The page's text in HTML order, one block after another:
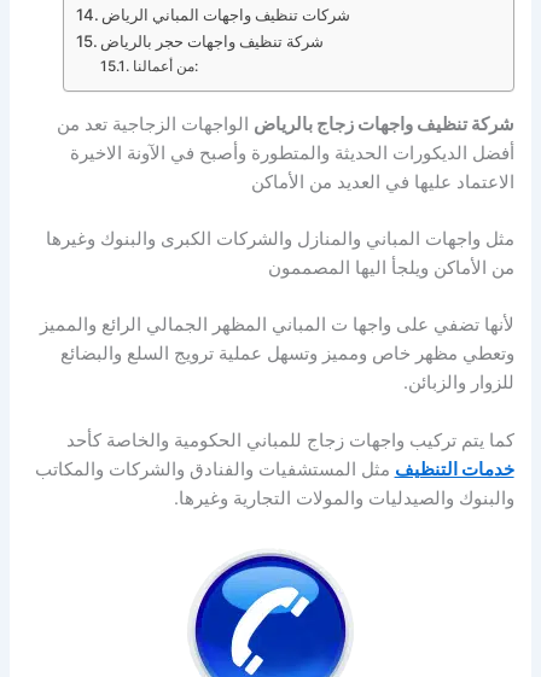
شركات تنظيف واجهات المباني الرياض
شركة تنظيف واجهات حجر بالرياض
من أعمالنا:
شركة تنظيف واجهات زجاج بالرياض الواجهات الزجاجية تعد من
أفضل الديكورات الحديثة والمتطورة وأصبح في الآونة الاخيرة
الاعتماد عليها في العديد من الأماكن
مثل واجهات المباني والمنازل والشركات الكبرى والبنوك وغيرها
من الأماكن ويلجأ اليها المصممون
لأنها تضفي على واجها ت المباني المظهر الجمالي الرائع والمميز
وتعطي مظهر خاص ومميز وتسهل عملية ترويج السلع والبضائع
للزوار والزبائن.
كما يتم تركيب واجهات زجاج للمباني الحكومية والخاصة كأحد
خدمات التنظيف مثل المستشفيات والفنادق والشركات والمكاتب
والبنوك والصيدليات والمولات التجارية وغيرها.